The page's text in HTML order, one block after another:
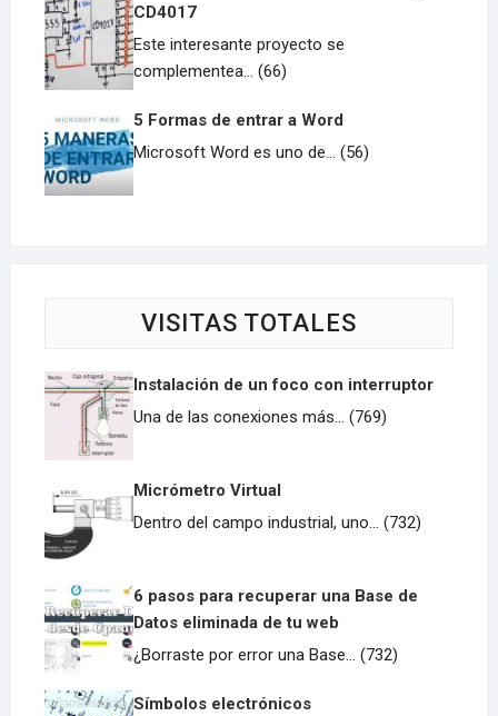
CD4017
Este interesante proyecto se
complementea... (66)
5 Formas de entrar a Word
Microsoft Word es uno de... (56)
VISITAS TOTALES
Instalación de un foco con interruptor
Una de las conexiones más... (769)
Micrómetro Virtual
Dentro del campo industrial, uno... (732)
6 pasos para recuperar una Base de
Datos eliminada de tu web
¿Borraste por error una Base... (732)
Símbolos electrónicos